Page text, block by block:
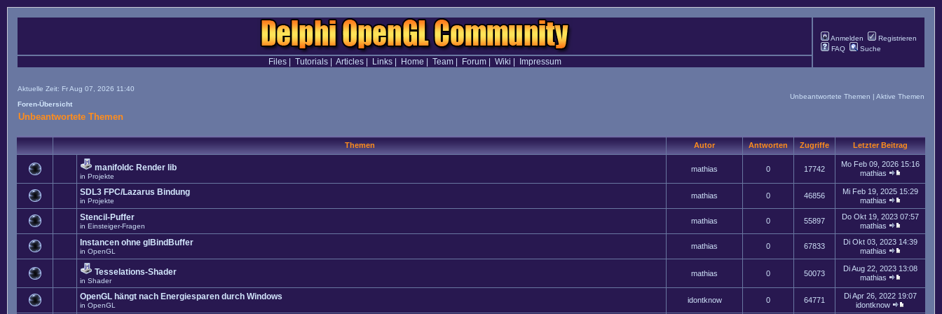
Anmelden
Registrieren
FAQ
Suche
Files| Tutorials| Articles| Links| Home Team| Forum| Wiki Impressum
Aktuelle Zeit: Fr Aug 07, 2026 11:40
Foren-Übersicht
Unbeantwortete Themen | Aktive Themen
Unbeantwortete Themen
Themen Autor Antworten Zugriffe Letzter Beitrag
manifoldc Render lib
in Projekte
mathias 0 17742
Mo Feb 09, 2026 15:16
mathias
SDL3 FPC/Lazarus Bindung
in Projekte
mathias 0 46856
Mi Feb 19, 2025 15:29
mathias
Stencil-Puffer
in Einsteiger-Fragen
mathias 0 55897
Do Okt 19, 2023 07:57
mathias
Instancen ohne glBindBuffer
in OpenGL
mathias 0 67833
Di Okt 03, 2023 14:39
mathias
Tesselations-Shader
in Shader
mathias 0 50073
Di Aug 22, 2023 13:08
mathias
OpenGL hängt nach Energiesparen durch Windows
in OpenGL
idontknow 0 64771
Di Apr 26, 2022 19:07
idontknow